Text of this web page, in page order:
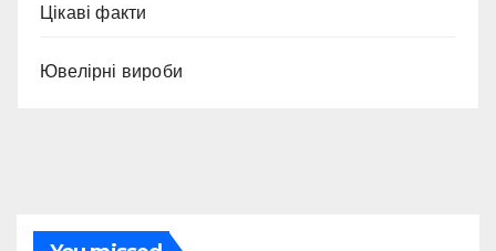
Цікаві факти
Ювелірні вироби